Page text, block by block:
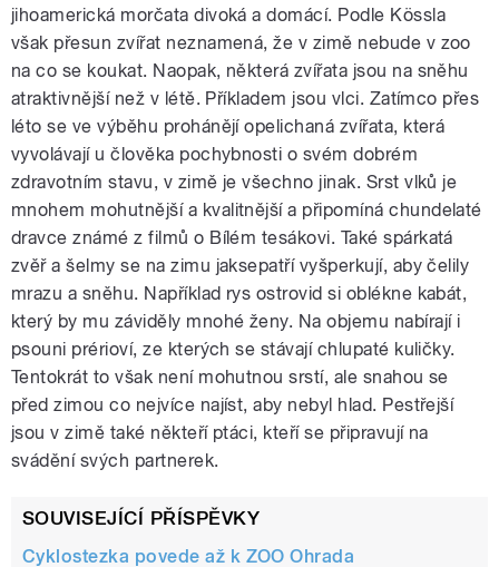
jihoamerická morčata divoká a domácí. Podle Kössla
však přesun zvířat neznamená, že v zimě nebude v zoo
na co se koukat. Naopak, některá zvířata jsou na sněhu
atraktivnější než v létě. Příkladem jsou vlci. Zatímco přes
léto se ve výběhu prohánějí opelichaná zvířata, která
vyvolávají u člověka pochybnosti o svém dobrém
zdravotním stavu, v zimě je všechno jinak. Srst vlků je
mnohem mohutnější a kvalitnější a připomíná chundelaté
dravce známé z filmů o Bílém tesákovi. Také spárkatá
zvěř a šelmy se na zimu jaksepatří vyšperkují, aby čelily
mrazu a sněhu. Například rys ostrovid si oblékne kabát,
který by mu záviděly mnohé ženy. Na objemu nabírají i
psouni prérioví, ze kterých se stávají chlupaté kuličky.
Tentokrát to však není mohutnou srstí, ale snahou se
před zimou co nejvíce najíst, aby nebyl hlad. Pestřejší
jsou v zimě také někteří ptáci, kteří se připravují na
svádění svých partnerek.
SOUVISEJÍCÍ PŘÍSPĚVKY
Cyklostezka povede až k ZOO Ohrada